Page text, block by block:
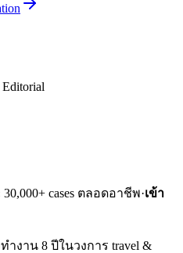
30,000+ cases ตลอดอาชีพ·เข้า
ำงาน 8 ปีในวงการ travel &